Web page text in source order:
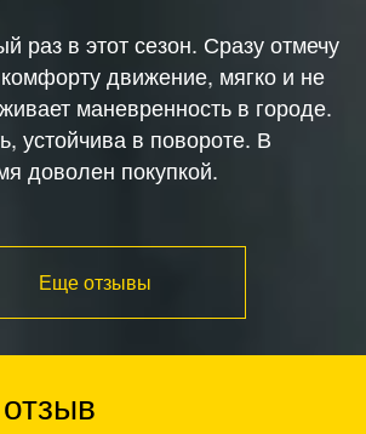
раз в этот сезон. Сразу отмечу
движение, мягко и не
маневренность в городе.
устойчива в повороте. В
доволен покупкой.
Еще отзывы